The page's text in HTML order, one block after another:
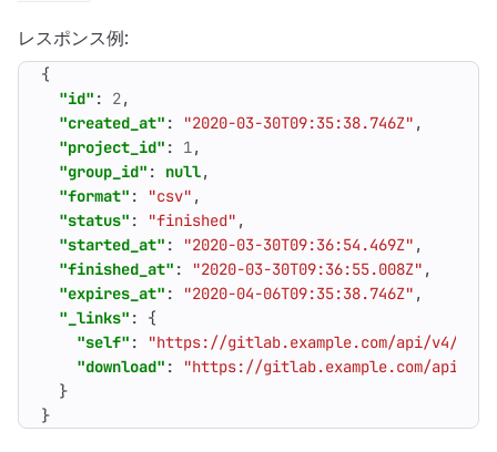
レスポンス例:
{
"id" : 2,
"created_at" : "2020-03-30T09:35:38.746Z" ,
"project_id" : 1,
"group_id" : null,
"format" : "csv" ,
"status" : "finished" ,
"started_at" : "2020-03-30T09:36:54.469Z" ,
"finished_at" : "2020-03-30T09:36:55.008Z" ,
"expires_at" : "2020-04-06T09:35:38.746Z" ,
"_links" :
{
"self" :
"https://gitlab.example.com/api/v4/
"download" :
"https://gitlab.example.com/api/
}
}